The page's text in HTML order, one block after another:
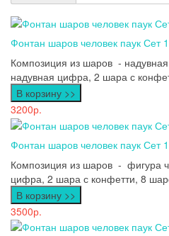
Фонтан шаров человек паук Сет
Композиция из шаров -
надувная цифра, 2 шара с
В корзину >>
3200р.
Фонтан шаров человек паук Сет
Композиция из шаров - фигура
цифра, 2 шара с конфетти, 8
В корзину >>
3500р.